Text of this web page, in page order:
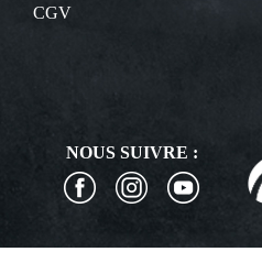
CGV
NOUS SUIVRE :